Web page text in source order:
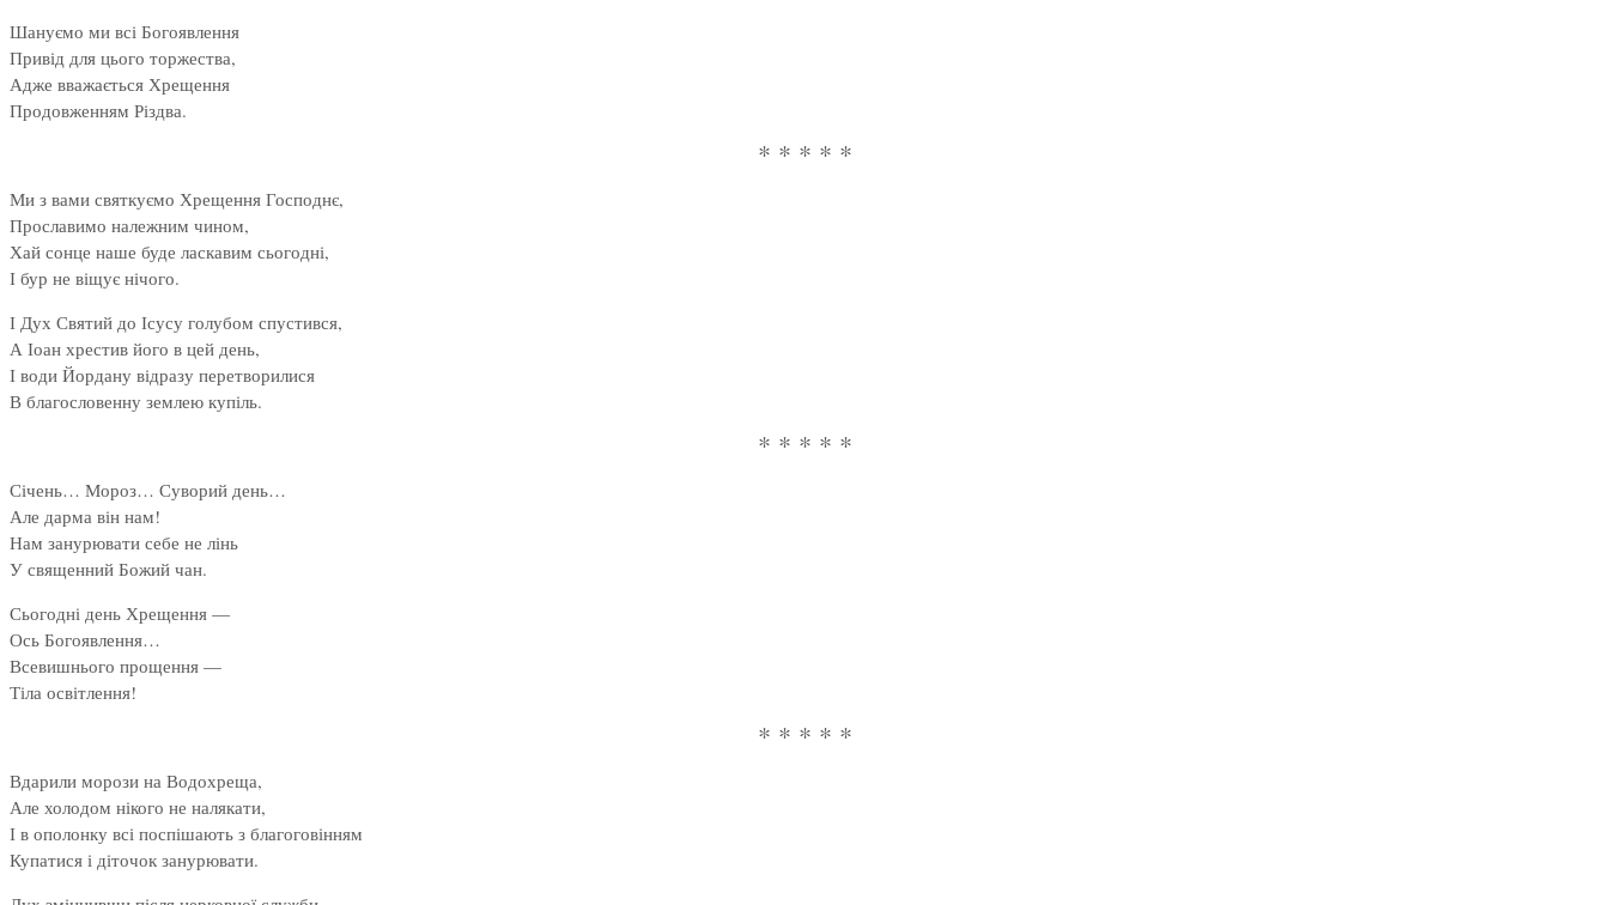
Шануємо ми всі Богоявлення
Привід для цього торжества,
Адже вважається Хрещення
Продовженням Різдва.
* * * * *
Ми з вами святкуємо Хрещення Господнє,
Прославимо належним чином,
Хай сонце наше буде ласкавим сьогодні,
І бур не віщує нічого.
І Дух Святий до Ісусу голубом спустився,
А Іоан хрестив його в цей день,
І води Йордану відразу перетворилися
В благословенну землею купіль.
* * * * *
Січень… Мороз… Суворий день…
Але дарма він нам!
Нам занурювати себе не лінь
У священний Божий чан.
Сьогодні день Хрещення —
Ось Богоявлення…
Всевишнього прощення —
Тіла освітлення!
* * * * *
Вдарили морози на Водохреща,
Але холодом нікого не налякати,
І в ополонку всі поспішають з благоговінням
Купатися і діточок занурювати.